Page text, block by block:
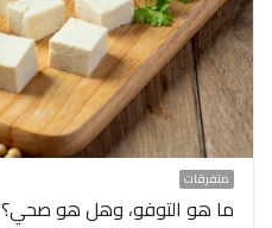
متفرقات
ما هو التوفو، وهل هو صحي؟